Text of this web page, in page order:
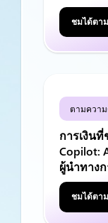
ชมได้ตา
ตามความ
การเงิน
Copilot:
ผู้นำทางก
ชมได้ตา